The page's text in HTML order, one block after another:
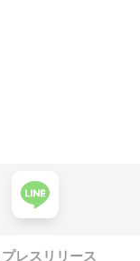
プレスリリース